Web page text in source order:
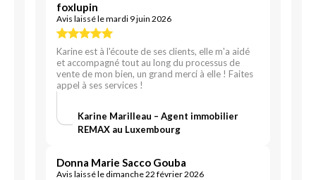
foxlupin
Avis laissé le mardi 9 juin 2026
Karine est à l'écoute de ses clients, elle m'a aidé
et accompagné tout au long du processus de
vente de mon bien, un grand merci à elle ! Faites
appel à ses services !
Karine Marilleau – Agent immobilier
REMAX au Luxembourg
Donna Marie Sacco Gouba
Avis laissé le dimanche 22 février 2026